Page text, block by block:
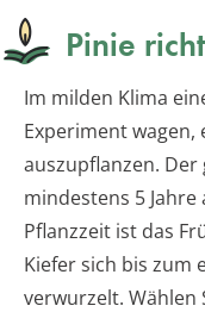
Pinie
Im milden Klima
Experiment wagen,
auszupflanzen.
mindestens 5
Pflanzzeit ist das
Kiefer sich bis zum
verwurzelt. Wählen